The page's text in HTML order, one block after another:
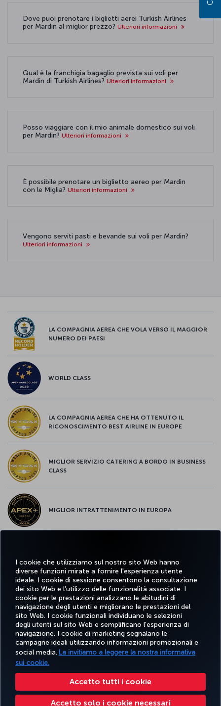
I cookie che utilizziamo sul nostro sito Web hanno
diverse funzioni mirate a fornire l'esperienza utente
ideale. I cookie di sessione consentono la consultazione
dei sito Web e l'utilizzo delle funzionalità associate. I
cookie per le prestazioni analizzano le abitudini di
navigazione degli utenti e migliorano le prestazioni del
sito Web. I cookie funzionali individuano le selezioni
degli utenti sul sito Web e semplificano l'esperienza di
navigazione. I cookie di marketing segnalano le
campagne ideali utilizzando informazioni promozionali e
social media. La invitiamo a leggere la nostra informativa
sui cookie.
Accetto tutti i cookie
Accetto solo i cookie necessari
Dove puoi prenotare i biglietti aerei Turkish Airlines
per Mardin al miglior prezzo? Ulteriori informazioni
Qual è la franchigia bagaglio prevista sui voli per
Mardin di Turkish Airlines? Ulteriori informazioni
Posso viaggiare con il mio animale domestico sui voli
per Mardin? Ulteriori informazioni
È possibile prenotare un biglietto aereo per Mardin
con le Miglia? Ulteriori informazioni
Vengono serviti pasti e bevande sui voli per Mardin?
Ulteriori informazioni
LA COMPAGNIA AEREA CHE VOLA VERSO IL MAGGIOR
NUMERO DEI PAESI
WORLD CLASS
LA COMPAGNIA AEREA CHE HA OTTENUTO IL
RICONOSCIMENTO BEST AIRLINE IN EUROPE
MIGLIOR SERVIZIO CATERING A BORDO IN BUSINESS
CLASS
MIGLIOR INTRATTENIMENTO IN EUROPA
Facebook
TwitterInstagram
YouTubeLinkedIn
TikTokBlogPinterest
PRENOTARE
E GESTIRE
SCOPRI
OFFERTE E
DESTINAZIONI
AIUTO MILES&SMILES
Modifica le impostazioni dei cookie Servizio assistenza clienti DOT USA
Diritti degli interessati in base alle normative UE